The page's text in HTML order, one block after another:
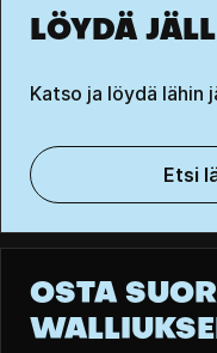
LÖYDÄ
Katso ja löydä lähin
Etsi
OSTA